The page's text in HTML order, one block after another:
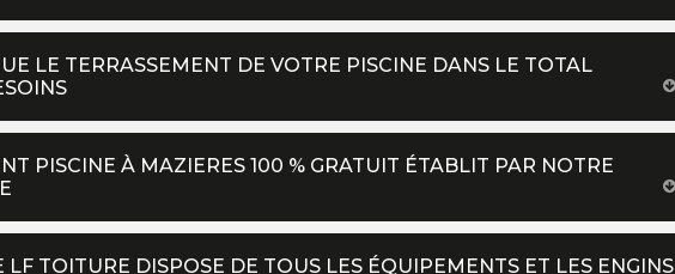
LE TERRASSEMENT DE VOTRE PISCINE DANS LE TOTAL
PISCINE À MAZIERES 100 % GRATUIT ÉTABLIT PAR NOTRE
LF TOITURE DISPOSE DE TOUS LES ÉQUIPEMENTS ET LES ENGINS